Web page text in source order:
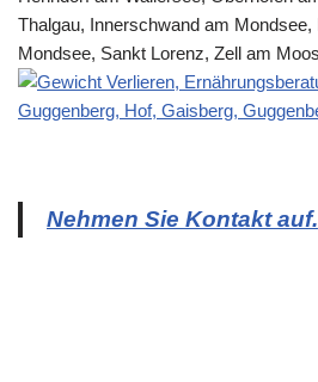
Nehmen Sie Kontakt auf.